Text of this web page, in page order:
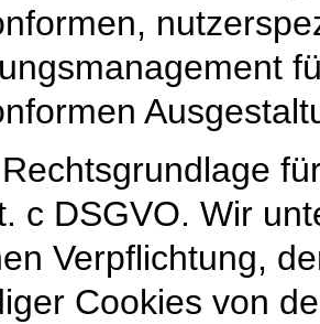
c DSGVO. Wir
Verpflichtung,
Cookies von